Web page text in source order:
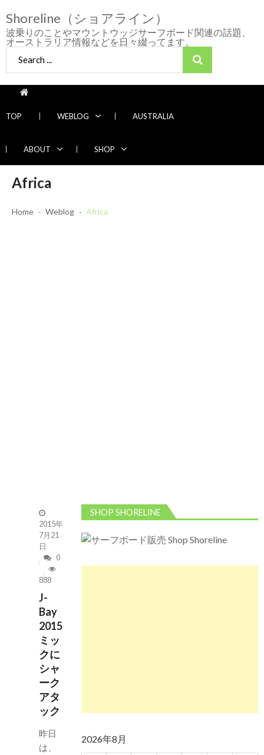
to
navigation
to
content
Shoreline（ショアライン）
波乗りのことやマウントウッジサーフボード関連の話題、
オーストラリア情報などを日々綴ってます。
for:
TOP WEBLOG AUSTRALIA
ABOUT SHOP
2026/6/4 静波 風弱く見た目よりできました
Africa
Home Weblog Africa
2015年
7月21
日
0
888
J-
Bay
2015
ミッ
クに
シャ
ーク
アタ
ック
昨日
は、
SHOP SHORELINE
2026年8月